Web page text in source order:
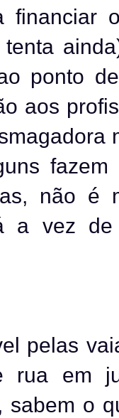
financiar
ponto
aos
fazem
não é
a vez
pelas
rua em
sabem o